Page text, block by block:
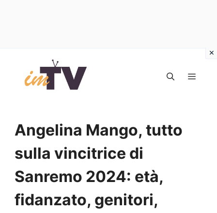
contenuto
Angelina Mango, tutto
sulla vincitrice di
Sanremo 2024: età,
fidanzato, genitori,